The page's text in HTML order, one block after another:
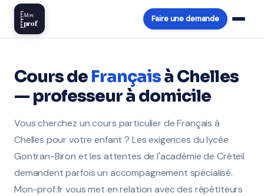
Mon
prof Faire une demande
Cours de Françaisà Chelles
— professeur à domicile
Vous cherchez un cours particulier de Français à
Chelles pour votre enfant ? Les exigences du lycée
Gontran-Biron et les attentes de l'académie de Créteil
demandent parfois un accompagnement spécialisé.
Mon-prof.fr vous met en relation avec des répétiteurs